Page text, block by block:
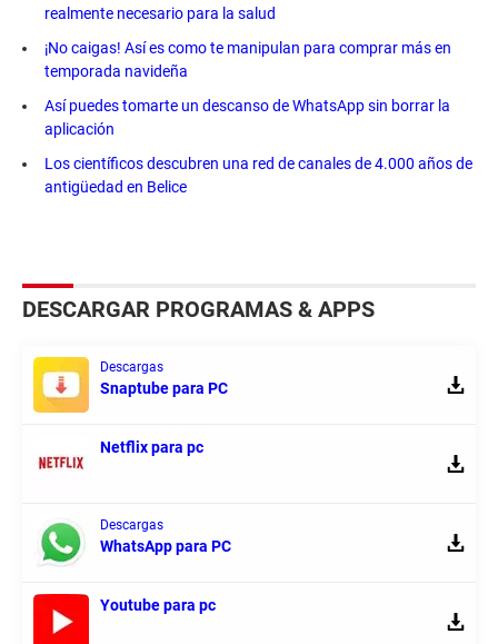
realmente necesario para la salud
¡No caigas! Así es como te manipulan para comprar más en
temporada navideña
Así puedes tomarte un descanso de WhatsApp sin borrar la
aplicación
Los científicos descubren una red de canales de 4.000 años de
antigüedad en Belice
DESCARGAR PROGRAMAS & APPS
Descargas
Snaptube para PC
Netflix para pc
Descargas
WhatsApp para PC
Youtube para pc